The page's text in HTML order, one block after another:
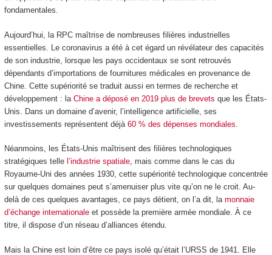
fondamentales.
Aujourd’hui, la RPC maîtrise de nombreuses filières industrielles
essentielles. Le coronavirus a été à cet égard un révélateur des capacités
de son industrie, lorsque les pays occidentaux se sont retrouvés
dépendants d’importations de fournitures médicales en provenance de
Chine. Cette supériorité se traduit aussi en termes de recherche et
développement : la Chine a déposé en 2019 plus de brevets que les États-
Unis. Dans un domaine d’avenir, l’intelligence artificielle, ses
investissements représentent déjà 60 % des dépenses mondiales
Néanmoins, les États-Unis maîtrisent des filières technologiques
stratégiques telle l’industrie spatiale, mais comme dans le cas du
Royaume-Uni des années 1930, cette supériorité technologique concentrée
sur quelques domaines peut s’amenuiser plus vite qu’on ne le croit. Au-
delà de ces quelques avantages, ce pays détient, on l’a dit, la monnaie
d’échange internationaleet possède la première armée mondiale. À ce
titre, il dispose d’un réseau d’alliances étendu.
Mais la Chine est loin d’être ce pays isolé qu’était l’URSS de 1941. Elle